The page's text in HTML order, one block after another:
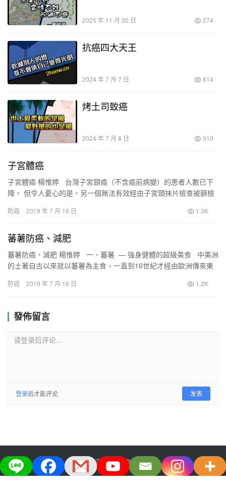
2025 年 11 月 30 日 274
抗癌四大天王
2024 年 7 月 7 日 614
烤土司致癌
2024 年 7 月 8 日 910
子宮體癌
子宮體癌 楊惟婷 台灣子宮頸癌（不含癌前病變）的患者人數已下
降。 但令人憂心的是，另一個無法有效經由子宮頸抹片檢查被篩檢
防癌 2019 年 7 月 16 日 1.3K
蕃薯防癌、減肥
蕃薯防癌、減肥 楊惟婷 一、蕃薯 — 強身健體的超級美食 中美洲
的土著自古以來就以蕃薯為主食，一直到16世紀才經由歐洲傳來東
防癌 2019 年 7 月 16 日 1.2K
發佈留言
请登录后评论...
登录后才能评论 发表
大宅生活美学股份有限公司